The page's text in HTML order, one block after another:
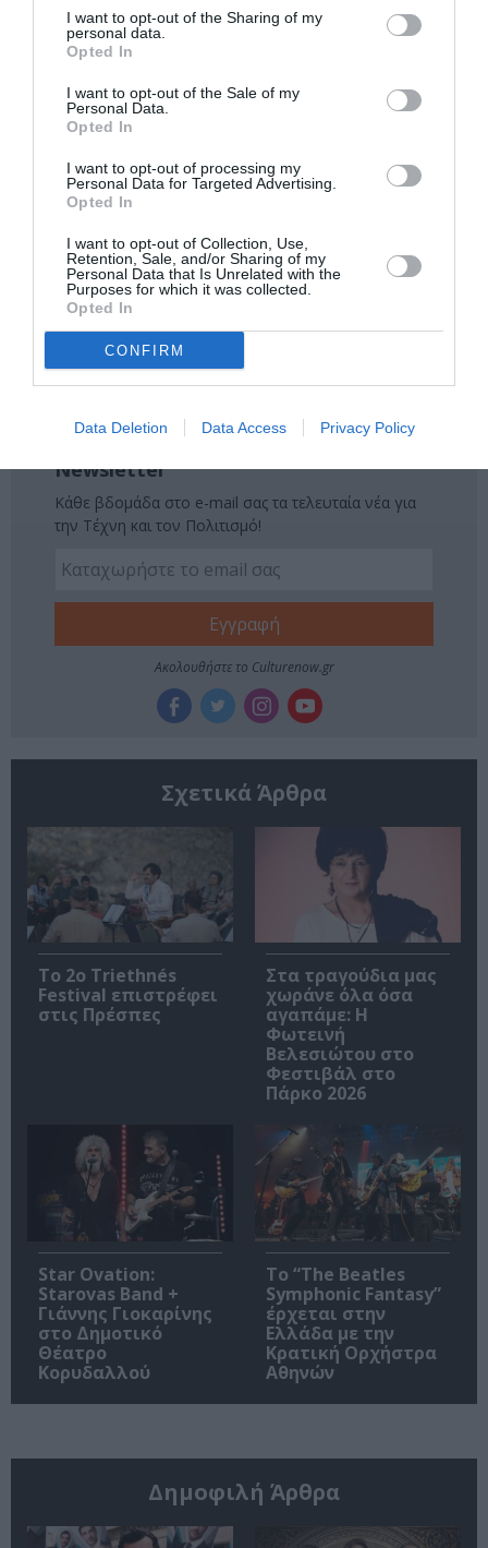
I want to opt-out of the Sharing of my
personal data.
Opted In
I want to opt-out of the Sale of my
Personal Data.
Opted In
I want to opt-out of processing my
Personal Data for Targeted Advertising.
Opted In
I want to opt-out of Collection, Use,
Retention, Sale, and/or Sharing of my
Personal Data that Is Unrelated with the
Purposes for which it was collected.
Opted In
CONFIRM
Data Deletion Data Access Privacy Policy
Ακολουθήστε το Culturenow.gr στο
Δείτε όλα τατελευταία νέα
για την Τέχνη και τον
Νέοι Διαγωνισμοί
Tags
ΗΛΕΚΤΡΟΝΙΚΗ - ΠΕΙΡΑΜΑΤΙΚΗ
ΜΕΓΑΡΟ ΜΟΥΣΙΚΗΣ ΑΘΗΝΩΝ
ΠΕΙΡΑΜΑΤΙΚΟ - MULTI SHOWS - PERFORMANCE
Newsletter
Κάθε βδομάδα στο e-mail σας τα τελευταία νέα για
την Τέχνη και τον Πολιτισμό!
Ακολουθήστε το Culturenow.gr
Σχετικά Άρθρα
Το 2ο Triethnés
Festival επιστρέφει
στις Πρέσπες
Στα τραγούδια μας
χωράνε όλα όσα
αγαπάμε: Η
Φωτεινή
Βελεσιώτου στο
Φεστιβάλ στο
Πάρκο 2026
Star Ovation:
Starovas Band +
Γιάννης Γιοκαρίνης
στο Δημοτικό
Θέατρο
Κορυδαλλού
Το “The Beatles
Symphonic Fantasy”
έρχεται στην
Ελλάδα με την
Κρατική Ορχήστρα
Αθηνών
Δημοφιλή Άρθρα